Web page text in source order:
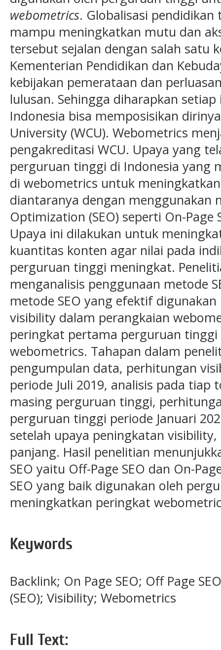
webometrics. Globalisasi
mampu meningkatkan mutu dan
tersebut sejalan dengan salah satu
Kementerian Pendidikan dan
kebijakan pemerataan dan
lulusan. Sehingga diharapkan
Indonesia bisa memposisikan
University (WCU). Webometrics
pengakreditasi WCU. Upaya yang
perguruan tinggi di Indonesia yang
di webometrics untuk
diantaranya dengan menggunakan
Optimization (SEO) seperti On-Page
Upaya ini dilakukan untuk
kuantitas konten agar nilai pada
perguruan tinggi meningkat.
menganalisis penggunaan metode
metode SEO yang efektif
visibility dalam perangkaian
peringkat pertama perguruan
webometrics. Tahapan dalam
pengumpulan data, perhitungan
periode Juli 2019, analisis pada tiap
masing perguruan tinggi,
perguruan tinggi periode Januari
setelah upaya peningkatan
panjang. Hasil penelitian
SEO yaitu Off-Page SEO dan On-
SEO yang baik digunakan oleh
meningkatkan peringkat
Keywords
Backlink; On Page SEO; Off Page
(SEO); Visibility; Webometrics
Full Text: